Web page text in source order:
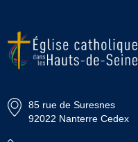
85 rue de Suresnes
92022 Nanterre Cedex